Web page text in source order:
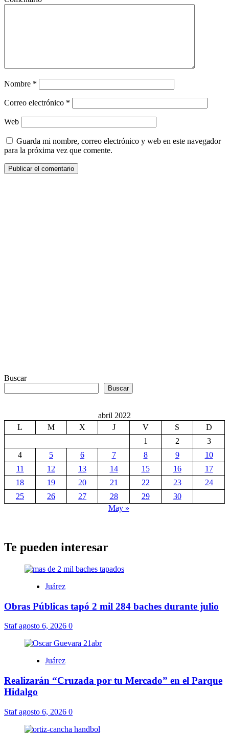
Nombre *
Correo electrónico *
Web
Guarda mi nombre, correo electrónico y web en este navegador
para la próxima vez que comente.
Buscar
Buscar
abril 2022
L
M X J V S
D
1
2
3
4
5 6 7 8 9
10
11
12 13 14 15 16
17
18
19 20 21 22 23
24
25
26 27 28 29
30
May »
Te pueden interesar
Juárez
Obras Públicas tapó 2 mil 284 baches durante julio
Stafagosto 6, 2026 0
Juárez
Realizarán “Cruzada por tu Mercado” en el Parque
Hidalgo
Stafagosto 6, 2026 0